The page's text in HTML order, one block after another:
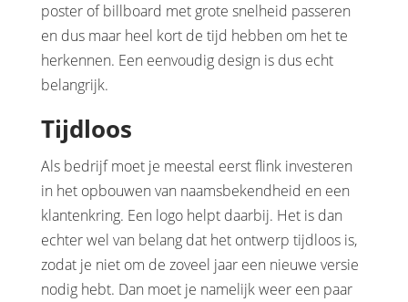
poster of billboard met grote snelheid passeren
en dus maar heel kort de tijd hebben om het te
herkennen. Een eenvoudig design is dus echt
belangrijk.
Tijdloos
Als bedrijf moet je meestal eerst flink investeren
in het opbouwen van naamsbekendheid en een
klantenkring. Een logo helpt daarbij. Het is dan
echter wel van belang dat het ontwerp tijdloos is,
zodat je niet om de zoveel jaar een nieuwe versie
nodig hebt. Dan moet je namelijk weer een paar